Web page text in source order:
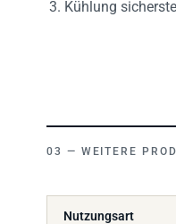
Kühlung
WEITERE
Nutzungsart